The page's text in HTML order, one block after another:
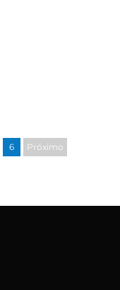
6 Próximo